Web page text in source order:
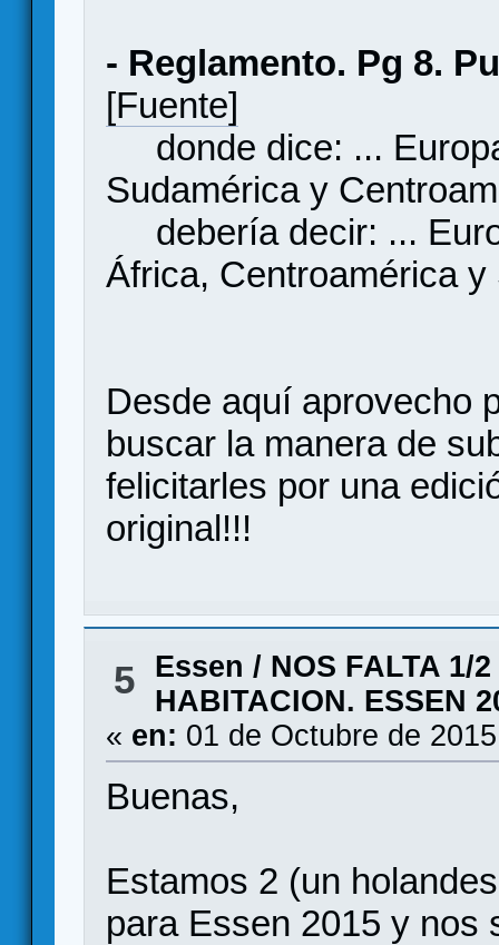
- Reglamento. Pg 8.
[Fuente]
donde dice: ...
Sudamérica y
debería decir: ...
África, Centroamérica
Desde aquí aprovecho
buscar la manera de
felicitarles por una
original!!!
5 Essen / NOS FALTA 1/
HABITACION. ESSEN
« en: 01 de Octubre de
Buenas,
Estamos 2 (un
para Essen 2015 y nos